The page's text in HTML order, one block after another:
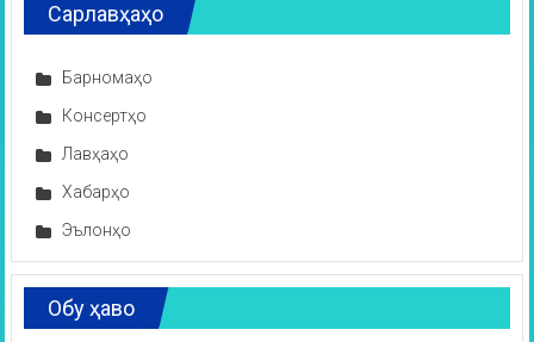
Сарлавҳаҳо
Барномаҳо
Консертҳо
Лавҳаҳо
Хабарҳо
Эълонҳо
Обу ҳаво